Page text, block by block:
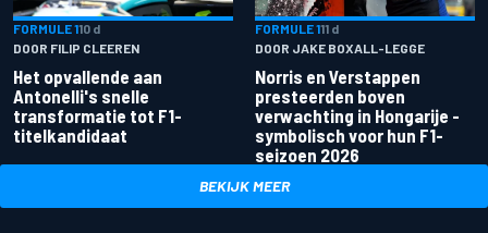
FORMULE 110 d
DOOR FILIP CLEEREN
Het opvallende aan
Antonelli's snelle
transformatie tot F1-
titelkandidaat
FORMULE 111 d
DOOR JAKE BOXALL-LEGGE
Norris en Verstappen
presteerden boven
verwachting in Hongarije -
symbolisch voor hun F1-
seizoen 2026
BEKIJK MEER